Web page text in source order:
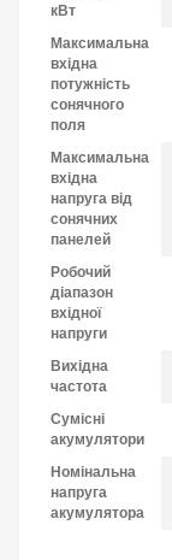
кВт
Максимальна
вхідна
потужність
сонячного
поля
Максимальна
вхідна
напруга від
сонячних
панелей
Робочий
діапазон
вхідної
напруги
Вихідна
частота
Сумісні
акумулятори
Номінальна
напруга
акумулятора